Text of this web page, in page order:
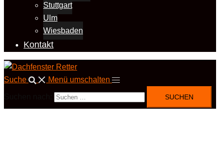
Stuttgart
Ulm
Wiesbaden
Kontakt
Suche Menü umschalten